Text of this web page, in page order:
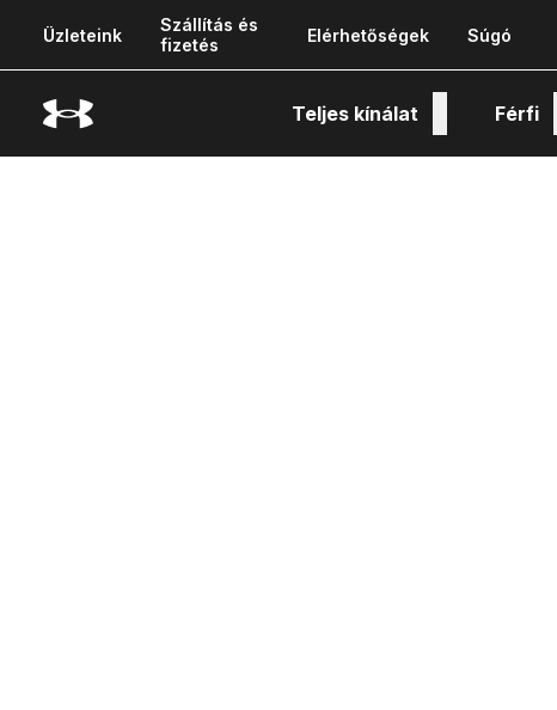
Üzleteink
Szállítás és
fizetés
Elérhetőségek Súgó
Teljes kínálat Férfi